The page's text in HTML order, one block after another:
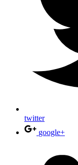
twitter
google+